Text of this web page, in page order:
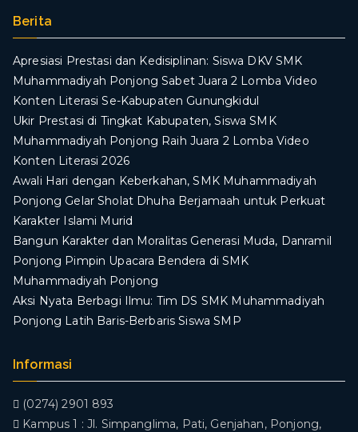
Berita
Apresiasi Prestasi dan Kedisiplinan: Siswa DKV SMK
Muhammadiyah Ponjong Sabet Juara 2 Lomba Video
Konten Literasi Se-Kabupaten Gunungkidul
Ukir Prestasi di Tingkat Kabupaten, Siswa SMK
Muhammadiyah Ponjong Raih Juara 2 Lomba Video
Konten Literasi 2026
Awali Hari dengan Keberkahan, SMK Muhammadiyah
Ponjong Gelar Sholat Dhuha Berjamaah untuk Perkuat
Karakter Islami Murid
Bangun Karakter dan Moralitas Generasi Muda, Danramil
Ponjong Pimpin Upacara Bendera di SMK
Muhammadiyah Ponjong
​Aksi Nyata Berbagi Ilmu: Tim DS SMK Muhammadiyah
Ponjong Latih Baris-Berbaris Siswa SMP
Informasi
(0274) 2901 893
Kampus 1 : Jl. Simpanglima, Pati, Genjahan, Ponjong,